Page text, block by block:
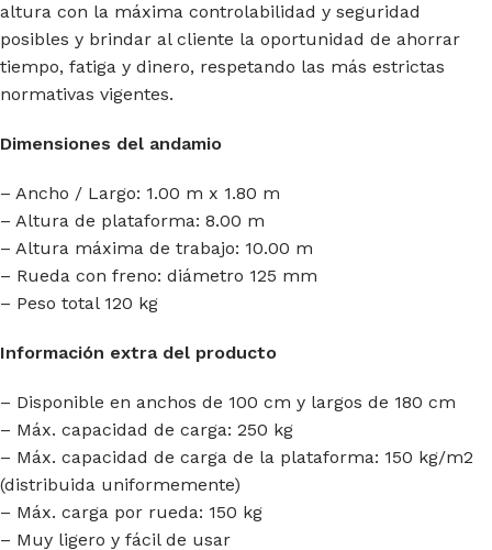
altura con la máxima controlabilidad y seguridad
posibles y brindar al cliente la oportunidad de ahorrar
tiempo, fatiga y dinero, respetando las más estrictas
normativas vigentes.
Dimensiones del andamio
– Ancho / Largo: 1.00 m x 1.80 m
– Altura de plataforma: 8.00 m
– Altura máxima de trabajo: 10.00 m
– Rueda con freno: diámetro 125 mm
– Peso total 120 kg
Información extra del producto
– Disponible en anchos de 100 cm y largos de 180 cm
– Máx. capacidad de carga: 250 kg
– Máx. capacidad de carga de la plataforma: 150 kg/m2
(distribuida uniformemente)
– Máx. carga por rueda: 150 kg
– Muy ligero y fácil de usar